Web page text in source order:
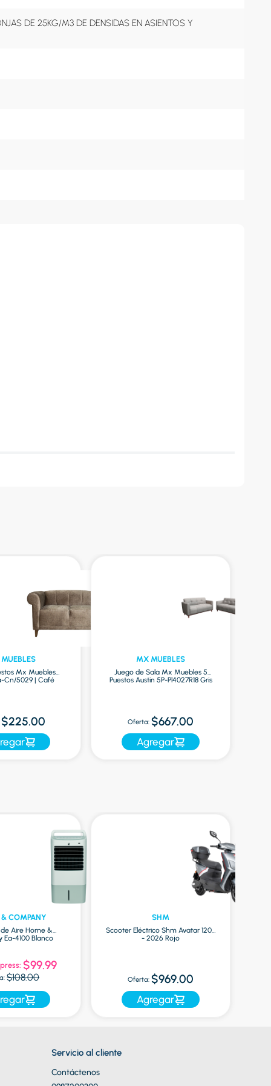
DE 25KG/M3 DE DENSIDAS EN ASIENTOS Y
Mx Muebles
Cn/5029 | Café
$225.00
MX MUEBLES
Juego de Sala Mx Muebles 5
Puestos Austin 5P-Pl4027R18 Gris
Oferta: $667.00
Agregar
COMPANY
Aire Home &
Ea-4100 Blanco
$99.99
$108.00
SHM
Scooter Eléctrico Shm Avatar 1200
- 2026 Rojo
Oferta: $969.00
Agregar
Servicio al cliente
Contáctenos